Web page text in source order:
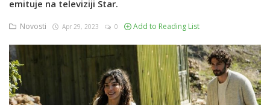
TV Serije
Filmovi
Glumci
Contact
emituje na televiziji Star.
Novosti Apr 29, 2023 0 Add to Reading List